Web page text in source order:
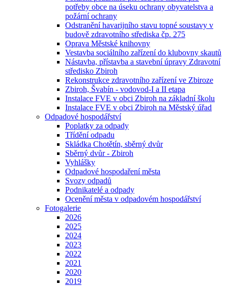
potřeby obce na úseku ochrany obyvatelstva a
požární ochrany
Odstranění havarijního stavu topné soustavy v
budově zdravotního střediska čp. 275
Oprava Městské knihovny
Vestavba sociálního zařízení do klubovny skautů
Nástavba, přístavba a stavební úpravy Zdravotní
středisko Zbiroh
Rekonstrukce zdravotního zařízení ve Zbiroze
Zbiroh, Švabín - vodovod-I a II etapa
Instalace FVE v obci Zbiroh na základní školu
Instalace FVE v obci Zbiroh na Městský úřad
Odpadové hospodářství
Poplatky za odpady
Třídění odpadu
Skládka Chotětín, sběrný dvůr
Sběrný dvůr - Zbiroh
Vyhlášky
Odpadové hospodaření města
Svozy odpadů
Podnikatelé a odpady
Ocenění města v odpadovém hospodářství
Fotogalerie
2026
2025
2024
2023
2022
2021
2020
2019